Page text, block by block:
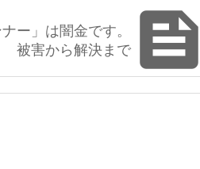

ー」は闇金です。
被害から解決まで